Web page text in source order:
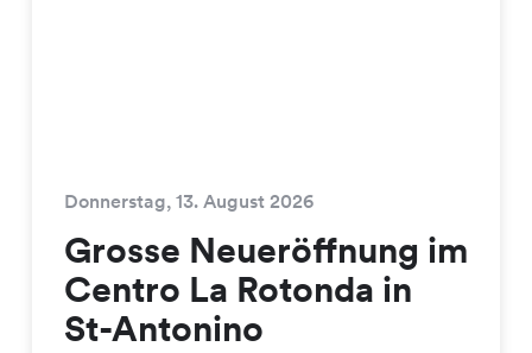
Donnerstag, 13. August 2026
Grosse Neueröffnung im
Centro La Rotonda in
St-Antonino